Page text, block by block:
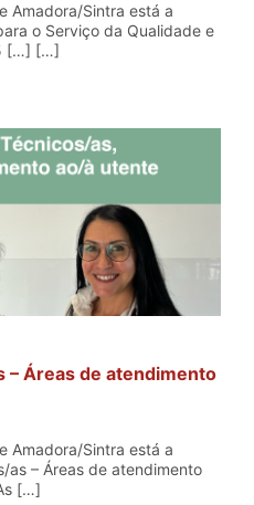
Amadora/Sintra está a
o Serviço da Qualidade e
[…] […]
Áreas de atendimento
Amadora/Sintra está a
as – Áreas de atendimento
[…]